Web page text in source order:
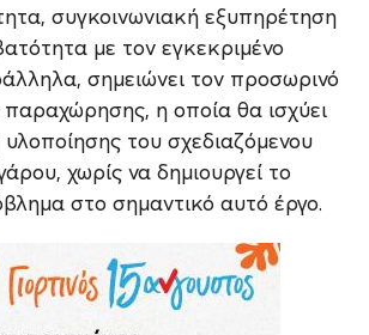
συγκοινωνιακή εξυπηρέτηση
με τον εγκεκριμένο
σημειώνει τον προσωρινό
η οποία θα ισχύει
του σχεδιαζόμενου
χωρίς να δημιουργεί το
στο σημαντικό αυτό έργο.